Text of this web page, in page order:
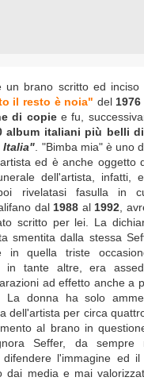
un brano scritto ed inciso
il resto è noia" del 1976
di copiee fu,
album italiani più belli
Italia" . "Bimba mia" è uno
ed è anche oggetto
dell'artista, infatti,
rivelatasi fasulla in
dal 1988 al 1992 ,
scritto per lei. La
smentita dalla stessa
in quella triste
in tante altre, era
ad effetto anche a
La donna ha solo
dell'artista per circa
al brano in
Seffer, da sempre
difendere l'immagine ed
dai media e mai